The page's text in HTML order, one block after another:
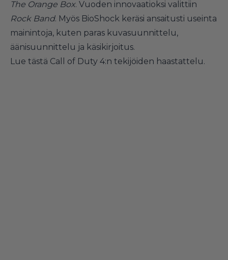
The Orange Box. Vuoden innovaatioksi valittiin
Rock Band. Myös BioShock keräsi ansaitusti useinta
mainintoja, kuten paras kuvasuunnittelu,
äänisuunnittelu ja käsikirjoitus.
Lue tästä Call of Duty 4:n tekijöiden haastattelu.